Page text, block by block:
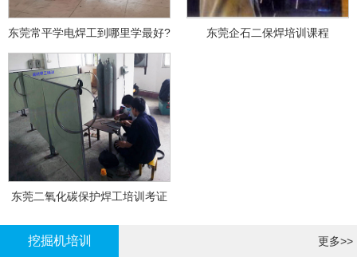
东莞常平学电焊工到哪里学最好? 东莞企石二保焊培训课程
东莞二氧化碳保护焊工培训考证
挖掘机培训 更多>>